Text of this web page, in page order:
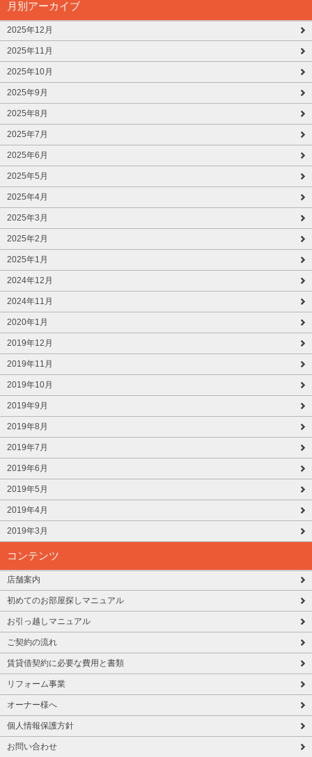
月別アーカイブ
2025年12月
2025年11月
2025年10月
2025年9月
2025年8月
2025年7月
2025年6月
2025年5月
2025年4月
2025年3月
2025年2月
2025年1月
2024年12月
2024年11月
2020年1月
2019年12月
2019年11月
2019年10月
2019年9月
2019年8月
2019年7月
2019年6月
2019年5月
2019年4月
2019年3月
コンテンツ
店舗案内
初めてのお部屋探しマニュアル
お引っ越しマニュアル
ご契約の流れ
賃貸借契約に必要な費用と書類
リフォーム事業
オーナー様へ
個人情報保護方針
お問い合わせ